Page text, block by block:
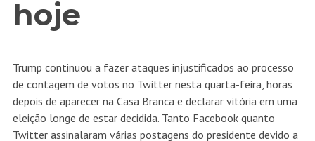
hoje
Trump continuou a fazer ataques injustificados ao processo
de contagem de votos no Twitter nesta quarta-feira, horas
depois de aparecer na Casa Branca e declarar vitória em uma
eleição longe de estar decidida. Tanto Facebook quanto
Twitter assinalaram várias postagens do presidente devido a